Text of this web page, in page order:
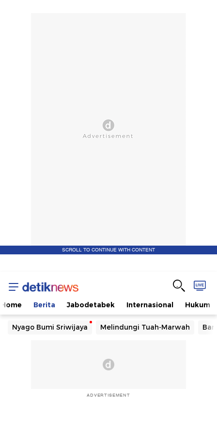
SCROLL TO CONTINUE WITH CONTENT
Home Berita Jabodetabek Internasional Hukum
Nyago Bumi Sriwijaya Melindungi Tuah-Marwah
ADVERTISEMENT